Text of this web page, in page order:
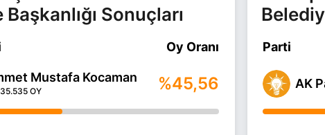
Sonuçları
Oy Oranı
Mustafa Kocaman
35.535 OY %45,56
Parti
AK